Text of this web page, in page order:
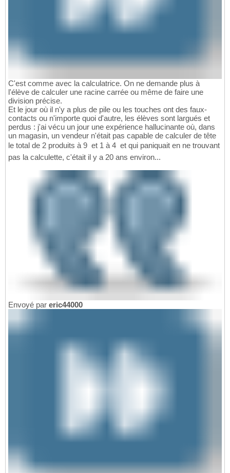
C'est comme avec la calculatrice. On ne demande plus à
l'élève de calculer une racine carrée ou même de faire une
division précise.
Et le jour où il n'y a plus de pile ou les touches ont des faux-
contacts ou n'importe quoi d'autre, les élèves sont largués et
perdus : j'ai vécu un jour une expérience hallucinante où, dans
un magasin, un vendeur n'était pas capable de calculer de tête
le total de 2 produits à 9  et 1 à 4  et qui paniquait en ne trouvant
pas la calculette, c'était il y a 20 ans environ...
Envoyé par eric44000